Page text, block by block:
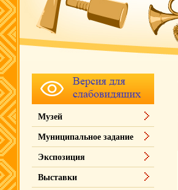
Музей
Муниципальное задание
Экспозиция
Выставки